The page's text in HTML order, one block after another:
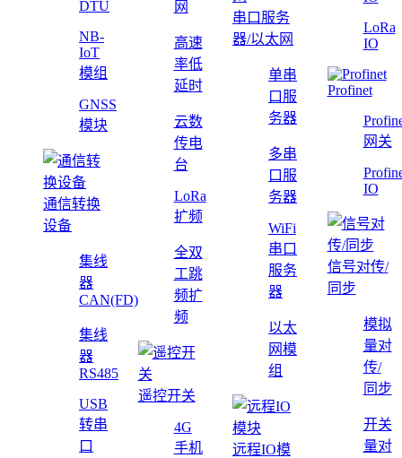
DTU
NB-
IoT
模组
GNSS
模块
通信转换
设备
集线
器
CAN(FD)
集线
器
RS485
USB
转串
口
网
高速
率低
延时
云数
传电
台
LoRa
扩频
全双
工跳
频扩
频
遥控开关
4G
手机
串口服务
器/以太网
单串
口服
务器
多串
口服
务器
WiFi
串口
服务
器
以太
网模
组
远程IO模
LoRa
IO
Profinet
网关
IO
信号对传/
同步
模拟
量对
传/
同步
开关
量对